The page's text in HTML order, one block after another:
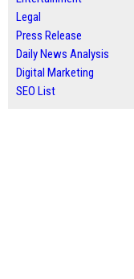
Legal
Press Release
Daily News Analysis
Digital Marketing
SEO List